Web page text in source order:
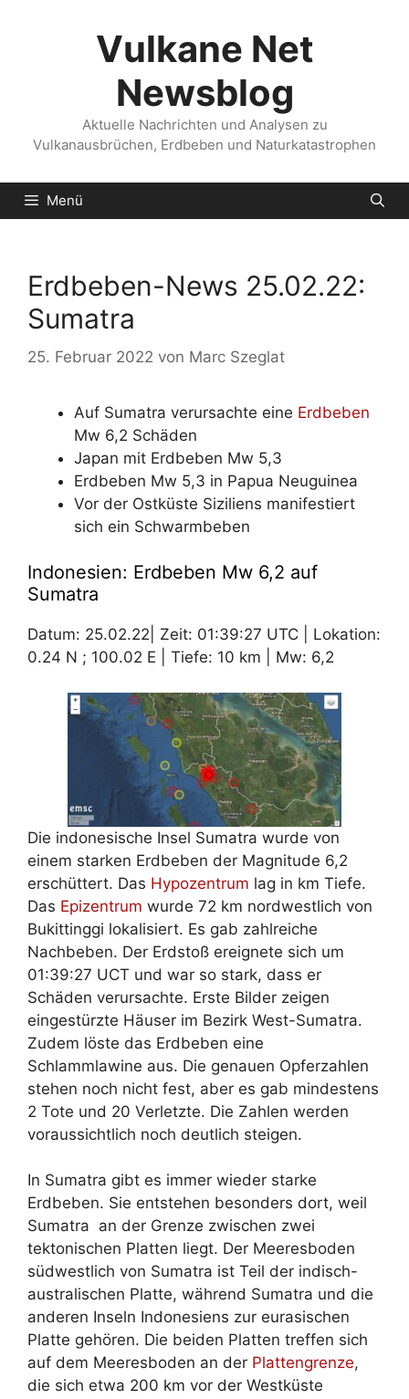
Vulkane Net
Newsblog
Aktuelle Nachrichten und Analysen zu
Vulkanausbrüchen, Erdbeben und Naturkatastrophen
Menü
Erdbeben-News 25.02.22:
Sumatra
25. Februar 2022 von Marc Szeglat
Auf Sumatra verursachte eine Erdbeben
Mw 6,2 Schäden
Japan mit Erdbeben Mw 5,3
Erdbeben Mw 5,3 in Papua Neuguinea
Vor der Ostküste Siziliens manifestiert
sich ein Schwarmbeben
Indonesien: Erdbeben Mw 6,2 auf
Sumatra
Datum: 25.02.22| Zeit: 01:39:27 UTC | Lokation:
0.24 N ; 100.02 E | Tiefe: 10 km | Mw: 6,2
Die indonesische Insel Sumatra wurde von
einem starken Erdbeben der Magnitude 6,2
erschüttert. Das Hypozentrum lag in km Tiefe.
Das Epizentrum wurde 72 km nordwestlich von
Bukittinggi lokalisiert. Es gab zahlreiche
Nachbeben. Der Erdstoß ereignete sich um
01:39:27 UCT und war so stark, dass er
Schäden verursachte. Erste Bilder zeigen
eingestürzte Häuser im Bezirk West-Sumatra.
Zudem löste das Erdbeben eine
Schlammlawine aus. Die genauen Opferzahlen
stehen noch nicht fest, aber es gab mindestens
2 Tote und 20 Verletzte. Die Zahlen werden
voraussichtlich noch deutlich steigen.
In Sumatra gibt es immer wieder starke
Erdbeben. Sie entstehen besonders dort, weil
Sumatra an der Grenze zwischen zwei
tektonischen Platten liegt. Der Meeresboden
südwestlich von Sumatra ist Teil der indisch-
australischen Platte, während Sumatra und die
anderen Inseln Indonesiens zur eurasischen
Platte gehören. Die beiden Platten treffen sich
auf dem Meeresboden an der Plattengrenze,
die sich etwa 200 km vor der Westküste